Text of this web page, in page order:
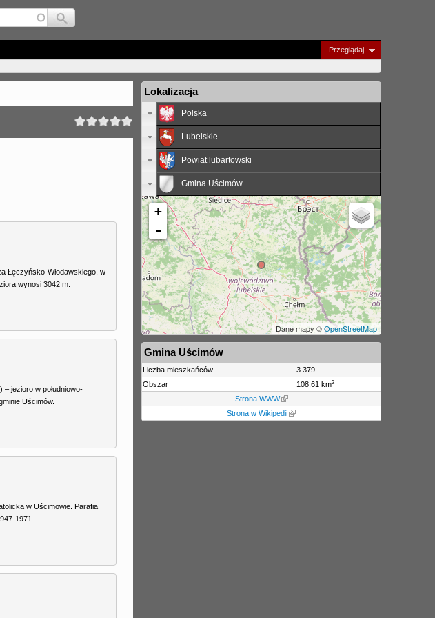
Przeglądaj
Łęczyńsko-Włodawskiego, w
wynosi 3042 m.
jezioro w południowo-
Uścimów.
w Uścimowie. Parafia
1971.
Lokalizacja
Polska
Lubelskie
Powiat lubartowski
Gmina Uścimów
+
-
Dane mapy ©OpenStreetMap
Gmina Uścimów
Liczba mieszkańców
3 379
Obszar
108,61 km2
Strona WWW
Strona w Wikipedii